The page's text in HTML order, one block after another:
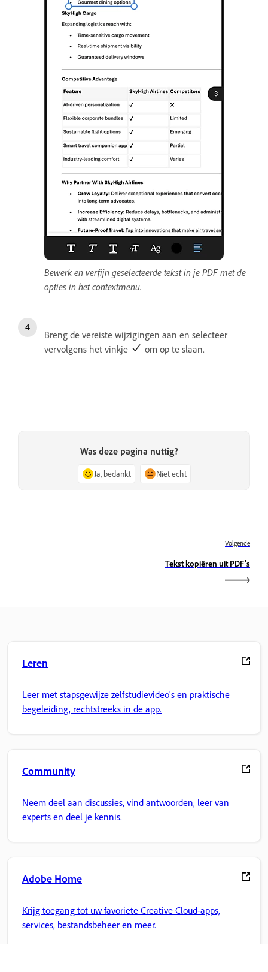
Bewerk en verfijn geselecteerde tekst in je PDF met de
opties in het contextmenu.
Breng de vereiste wijzigingen aan en selecteer
vervolgens het vinkje
om op te slaan.
Was deze pagina nuttig?
Ja, bedankt Niet echt
Volgende
Tekst kopiëren uit PDF's
Leren
Leer met stapsgewijze zelfstudievideo's en praktische
begeleiding, rechtstreeks in de app.
Community
Neem deel aan discussies, vind antwoorden, leer van
experts en deel je kennis.
Adobe Home
Krijg toegang tot uw favoriete Creative Cloud-apps,
services, bestandsbeheer en meer.